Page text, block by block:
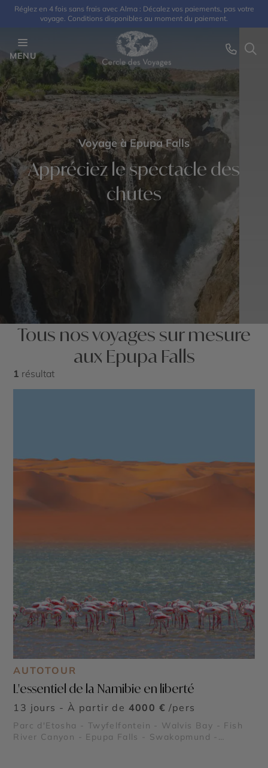
Réglez en 4 fois sans frais avec Alma : Décalez vos paiements, pas votre
voyage. Conditions disponibles au moment du paiement.
MENU
Voyage à Epupa Falls
Appréciez le spectacle des
chutes
Tous nos voyages sur mesure
aux Epupa Falls
1 résultat
AUTOTOUR
L'essentiel de la Namibie en liberté
13 jours - À partir de 4000 € /pers
Parc d'Etosha - Twyfelfontein - Walvis Bay - Fish
River Canyon - Epupa Falls - Swakopmund -